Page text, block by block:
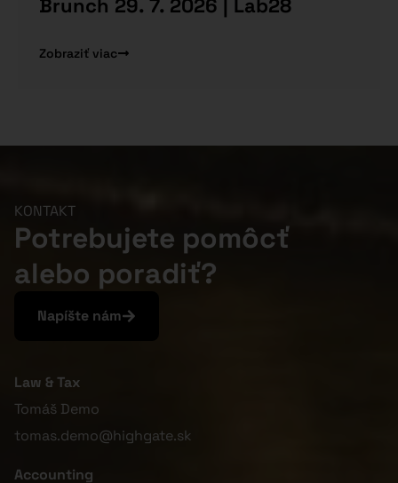
Brunch 29. 7. 2026 | Lab28
Zobraziť viac
KONTAKT
Potrebujete pomôcť
alebo poradiť?
Napíšte nám
Law & Tax
Tomáš Demo
tomas.demo@highgate.sk
Accounting